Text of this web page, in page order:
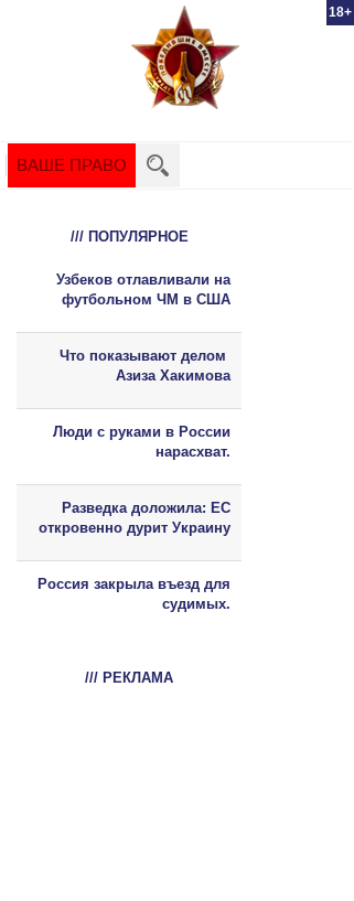
18+
ВАШЕ ПРАВО
/// ПОПУЛЯРНОЕ
Узбеков отлавливали на
футбольном ЧМ в США
Что показывают делом
Азиза Хакимова
Люди с руками в России
нарасхват.
Разведка доложила: ЕС
откровенно дурит Украину
Россия закрыла въезд для
судимых.
/// РЕКЛАМА